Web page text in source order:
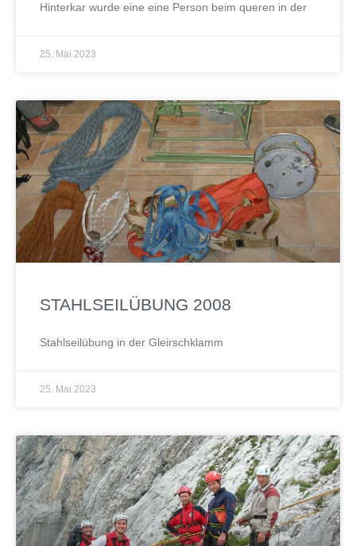
Hinterkar wurde eine eine Person beim queren in der
25. Mai 2023
STAHLSEILÜBUNG 2008
Stahlseilübung in der Gleirschklamm
25. Mai 2023